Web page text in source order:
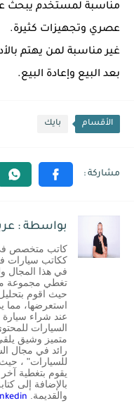
مناسبة لمستخدم يبحث
عصري وتجهيزات كثيرة.
غير مناسبة لمن يهتم
بعد البيع وإعادة البيع.
الأقسام بايك
بواسطة :
كاتب متخصص في
في هذا المجال
تغطي مجموعة
حيث اقوم
استعرضها، مما
عند شراء
السيارات
متميز وشيق
رائد في مجال
للسيارات" ،
يقوم بتغطية
بالإضافة إلى
والقديمة.